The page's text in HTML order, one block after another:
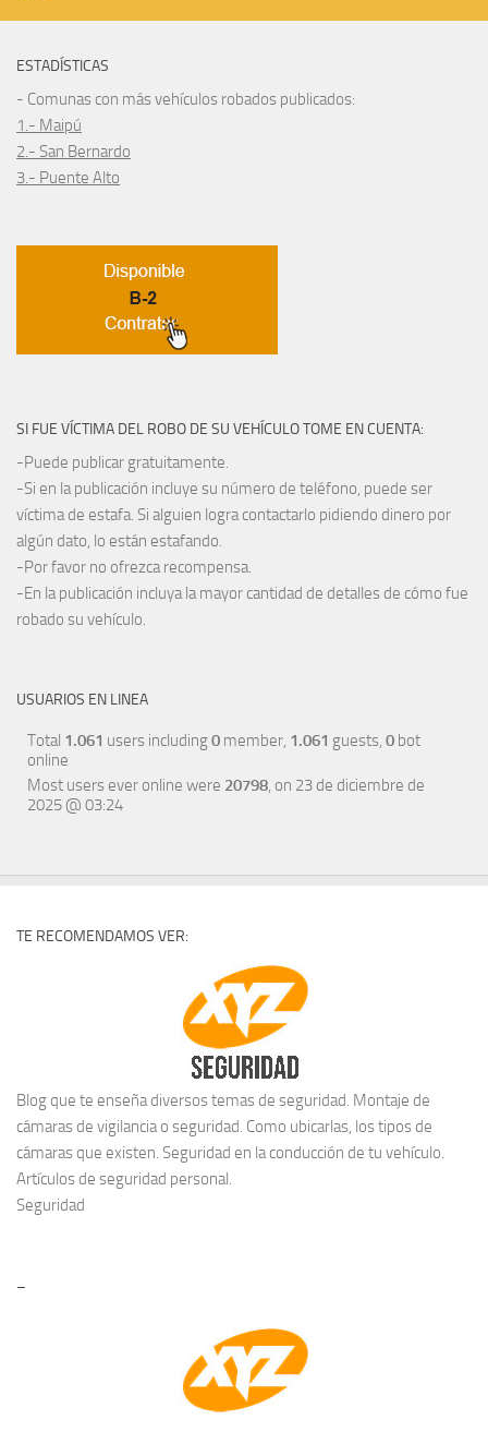
ESTADÍSTICAS
- Comunas con más vehículos robados publicados:
1.- Maipú
2.- San Bernardo
3.- Puente Alto
SI FUE VÍCTIMA DEL ROBO DE SU VEHÍCULO TOME EN CUENTA:
-Puede publicar gratuitamente.
-Si en la publicación incluye su número de teléfono, puede ser
víctima de estafa. Si alguien logra contactarlo pidiendo dinero por
algún dato, lo están estafando.
-Por favor no ofrezca recompensa.
-En la publicación incluya la mayor cantidad de detalles de cómo fue
robado su vehículo.
USUARIOS EN LINEA
Total 1.061 users including0 member, 1.061 guests, 0 bot
online
Most users ever online were 20798, on 23 de diciembre de
2025 @ 03:24
TE RECOMENDAMOS VER:
Blog que te enseña diversos temas de seguridad. Montaje de
cámaras de vigilancia o seguridad. Como ubicarlas, los tipos de
cámaras que existen. Seguridad en la conducción de tu vehículo.
Artículos de seguridad personal.
Seguridad
–